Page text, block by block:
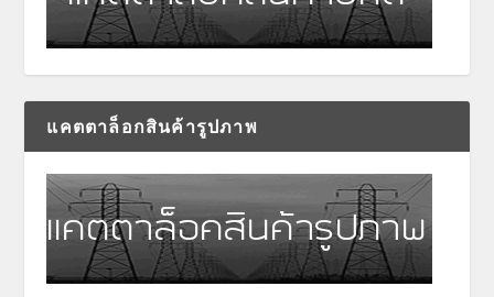
แคตตาล็อกสินค้ารูปภาพ